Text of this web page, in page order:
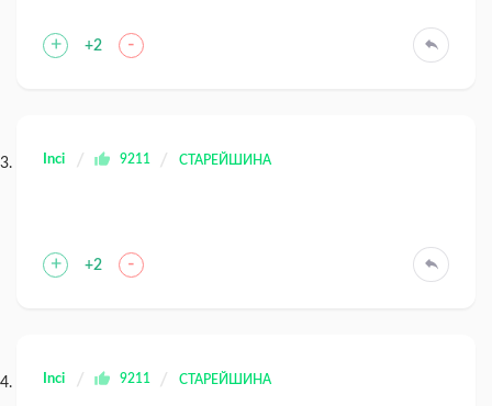
+ +2 -
Inci 9211 СТАРЕЙШИНА
+ +2 -
Inci 9211 СТАРЕЙШИНА